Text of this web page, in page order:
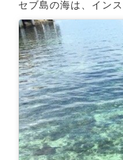
セブ島の海は、イン